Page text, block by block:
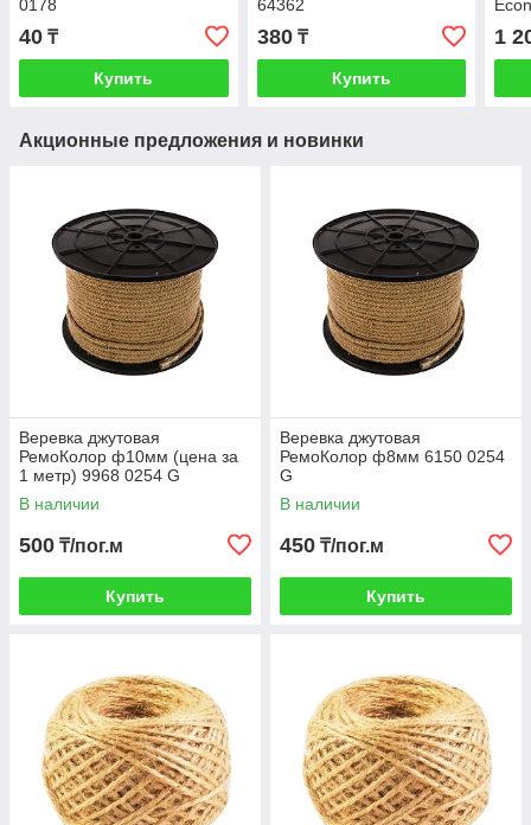
0178
40 ₸
Купить
64362
380₸
Купить
1
Акционные предложения и новинки
Веревка джутовая
РемоКолор ф10мм (цена за
1 метр) 9968 0254 G
В наличии
500 ₸/пог.м
Купить
Веревка джутовая
РемоКолор ф8мм 6150 0254
G
В наличии
450 ₸/пог.м
Купить